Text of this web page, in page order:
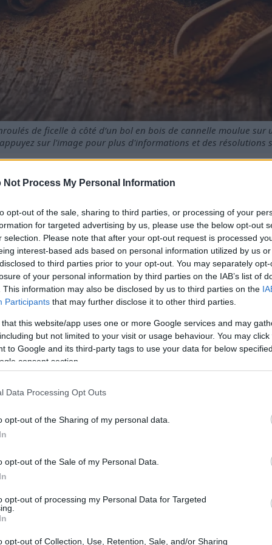
Not Process My Personal Information
opt-out of the sale, sharing to third parties, or processing of your
for targeted advertising by us, please use the below opt-out
selection. Please note that after your opt-out request is processed
interest-based ads based on personal information utilized by us
to third parties prior to your opt-out. You may separately
of your personal information by third parties on the IAB’s list of
This information may also be disclosed by us to third parties on the
Participants that may further disclose it to other third parties.
that this website/app uses one or more Google services and may
but not limited to your visit or usage behaviour. You may
to Google and its third-party tags to use your data for below
consent section.
Data Processing Opt Outs
opt-out of the Sharing of my personal data.
opt-out of the Sale of my Personal Data.
opt-out of processing my Personal Data for Targeted
opt-out of Collection, Use, Retention, Sale, and/or Sharing
de ficelle à côté d’un bol en bois de cannelle moulue sur
sur l'image pour plus d'informations et des résolutions
de bienfaits pour la santé qui améliorent le bien-être
peuvent aider à gérer efficacement le taux de sucre dans
la cannelle est renforcée par sa riche teneur en
l’inflammation et favorise la santé cardiaque.
dans les repas peut être simple et délicieux.
interne des arbres de la famille des Cinnamomum. Elle
longue histoire, utilisée dans différentes cultures
la cannelle : les bâtonnets et la poudre moulue.
la santé.
simple épice pour cuisiner. Il est utilisé dans des
bienfaits potentiels pour la santé.
historique
qui remonte à des milliers d’années. Il était
et utilisé comme monnaie. Son importance dans
voyager depuis l’Est.